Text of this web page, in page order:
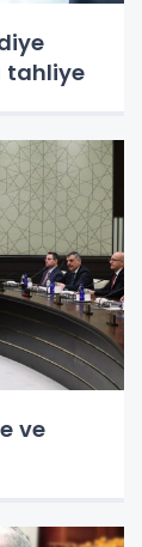
tahliye
ve